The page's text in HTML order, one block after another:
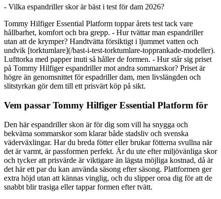
- Vilka espandriller skor är bäst i test för dam 2026?
Tommy Hilfiger Essential Platform toppar årets test tack vare
hållbarhet, komfort och bra grepp. - Hur tvättar man espandriller
utan att de krymper? Handtvätta försiktigt i ljummet vatten och
undvik [torktumlare](/bast-i-test-torktumlare-topprankade-modeller).
Lufttorka med papper inuti så håller de formen. - Hur står sig priset
på Tommy Hilfiger espandriller mot andra sommarskor? Priset är
högre än genomsnittet för espadriller dam, men livslängden och
slitstyrkan gör dem till ett prisvärt köp på sikt.
Vem passar Tommy Hilfiger Essential Platform för
Den här espandriller skon är för dig som vill ha snygga och
bekväma sommarskor som klarar både stadsliv och svenska
väderväxlingar. Har du breda fötter eller brukar fötterna svullna när
det är varmt, är passformen perfekt. Är du ute efter miljövänliga skor
och tycker att prisvärde är viktigare än lägsta möjliga kostnad, då är
det här ett par du kan använda säsong efter säsong. Plattformen ger
extra höjd utan att kännas vinglig, och du slipper oroa dig för att de
snabbt blir trasiga eller tappar formen efter tvätt.